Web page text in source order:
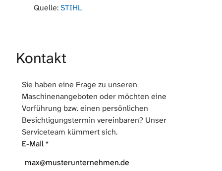
Quelle:STIHL
Kontakt
Sie haben eine Frage zu unseren
Maschinenangeboten oder möchten eine
Vorführung bzw. einen persönlichen
Besichtigungstermin vereinbaren? Unser
Serviceteam kümmert sich.
E-Mail*